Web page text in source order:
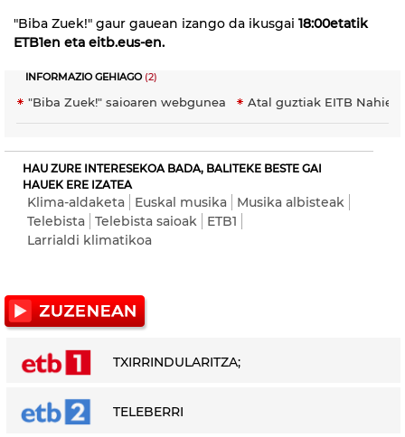
"Biba Zuek!" gaur gauean izango da ikusgai 18:00etatik
ETB1en eta eitb.eus-en.
INFORMAZIO GEHIAGO(2)
"Biba Zuek!" saioaren webgunea Atal guztiak EITB
HAU ZURE INTERESEKOA BADA, BALITEKE BESTE GAI
HAUEK ERE IZATEA
Klima-aldaketa Euskal musika
Musika albisteak
Telebista
Telebista saioak
ETB1
Larrialdi klimatikoa
TXIRRINDULARITZA;
TELEBERRI